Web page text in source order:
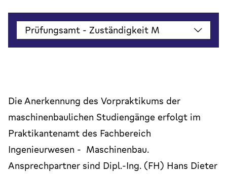
Prüfungsamt - Zuständigkeit M
Die Anerkennung des Vorpraktikums der
maschinenbaulichen Studiengänge erfolgt im
Praktikantenamt des Fachbereich
Ingenieurwesen - Maschinenbau.
Ansprechpartner sind Dipl.-Ing. (FH) Hans Dieter